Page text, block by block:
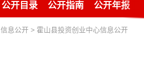
公开目录 公开指南 公开年报
信息公开 > 霍山县投资创业中心信息公开